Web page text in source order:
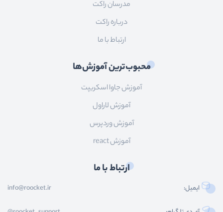
مدرسان راکت
درباره راکت
ارتباط با ما
محبوب‌ترین آموزش‌ها
آموزش جاوا اسکریپت
آموزش لاراول
آموزش وردپرس
آموزش react
ارتباط با ما
ایمیل: info@roocket.ir